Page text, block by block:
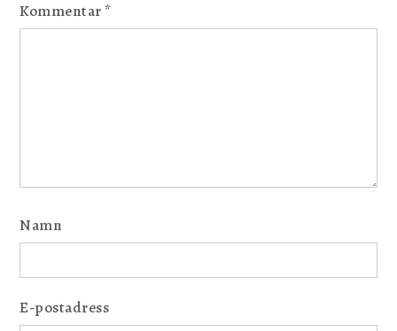
Kommentar*
Namn
E-postadress